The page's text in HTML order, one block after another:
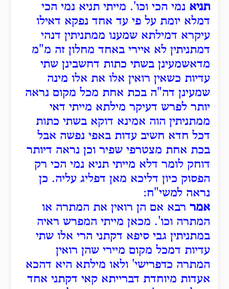
תניא נמי הכי וכו'. מייתי תניא נמי הכי
דמלא יומת על פי עד אחד נפקא דאילו
עיקרא דמילתא שמענו ממתניתין דנהי
דמתניתין לא איירי באחד מחלון זה מ"מ
מדאשמעינן בשתי כתות דחשבינן שתי
עדיות כשאין רואין אלו את אלו מינה
שמעינן דה"ה בכת אחת מכל מקום נראה
יותר לפרש דעיקר מילתא מייתי דאי
ממתניתין הוה אמינא דוקא בשתי כתות
דכל חדא חשיב עדות באפי נפשה אבל
בכת אחת מצטרפי שפיר וכן נראה דיותר
דוחק לומר דלא מייתי תניא נמי הכי רק
הפסוק כיון דליכא מאן דפליג עליה. כן
נראה למשי"ח:
אמר רבא אם הן רואין את המתרה או
המתרה וכו'. מכאן מייתי המפרש ראיה
במתניתין גבי סיפא דקתני הרי אלו שתי
עדיות דמכל מקום מיירי שהן רואין
המתרה כדפרישי' ולאו מילתא היא דהכא
אעדות מיוחדת דברייתא קאי דקתני אחד